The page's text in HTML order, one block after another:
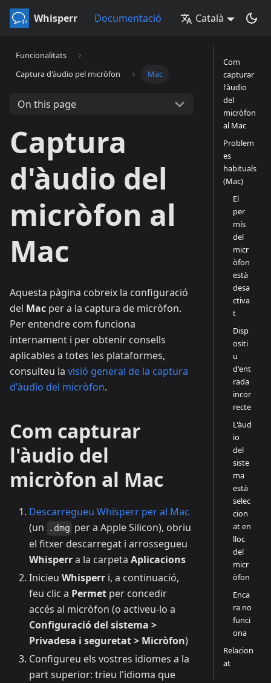
Whisperr Documentació Català
Funcionalitats
Captura d'àudio pel micròfon
Mac
On this page
Captura
d'àudio del
micròfon al
Mac
Aquesta pàgina cobreix la configuració
del Mac per a la captura de micròfon.
Per entendre com funciona
internament i per obtenir consells
aplicables a totes les plataformes,
consulteu la visió general de la captura
d'àudio del micròfon.
Com capturar
l'àudio del
micròfon al Mac
Descarregueu Whisperr per al Mac
(un
.dmg per a Apple Silicon), obriu
el fitxer descarregat i arrossegueu
Whisperra la carpeta Aplicacions
Inicieu Whisperr i, a continuació,
feu clic a Permet per concedir
accés al micròfon (o activeu-lo a
Configuració del sistema >
Privadesa i seguretat > Micròfon)
Configureu els vostres idiomes a la
part superior: trieu l'idioma que
Com
capturar
l'àudio
del
micròfon
al Mac
Problem
es
habituals
(Mac)
El
per
mís
del
micr
òfon
està
desa
ctiva
t
Disp
ositi
u
d'ent
rada
incor
recte
L'àud
io
del
siste
ma
està
selec
cion
at en
lloc
del
micr
òfon
Enca
ra no
funci
ona
Relacion
at